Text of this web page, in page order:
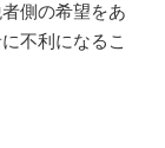
側の希望をあ
不利になるこ